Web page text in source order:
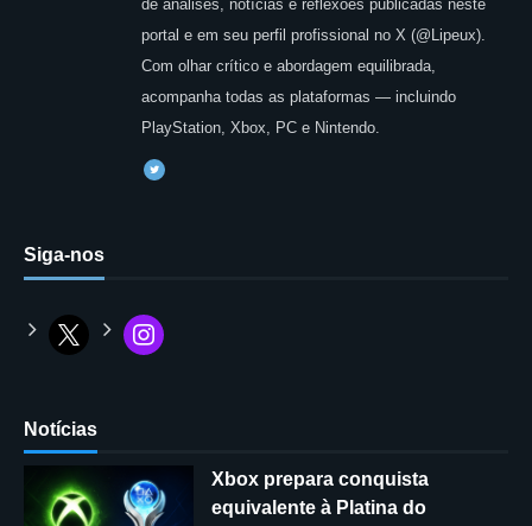
de análises, notícias e reflexões publicadas neste
portal e em seu perfil profissional no X (@Lipeux).
Com olhar crítico e abordagem equilibrada,
acompanha todas as plataformas — incluindo
PlayStation, Xbox, PC e Nintendo.
Siga-nos
Notícias
Xbox prepara conquista
equivalente à Platina do